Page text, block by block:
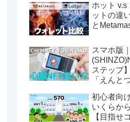
ホット v.s
ットの違
と
スマホ版
ステップ
「えんと
初心者向
いくらか
【目指せ